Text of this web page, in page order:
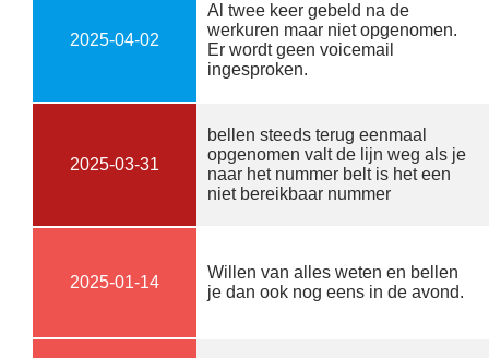
2025-04-02
Al twee keer gebeld na de
werkuren maar niet opgenomen.
Er wordt geen voicemail
ingesproken.
2025-03-31
bellen steeds terug eenmaal
opgenomen valt de lijn weg als je
naar het nummer belt is het een
niet bereikbaar nummer
2025-01-14
Willen van alles weten en bellen
je dan ook nog eens in de avond.